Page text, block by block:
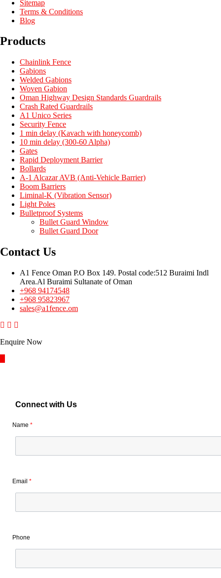
Sitemap
Terms & Conditions
Blog
Products
Chainlink Fence
Gabions
Welded Gabions
Woven Gabion
Oman Highway Design Standards Guardrails
Crash Rated Guardrails
A1 Unico Series
Security Fence
1 min delay (Kavach with honeycomb)
10 min delay (300-60 Alpha)
Gates
Rapid Deployment Barrier
Bollards
A-1 Alcazar AVB (Anti-Vehicle Barrier)
Boom Barriers
Liminal-K (Vibration Sensor)
Light Poles
Bulletproof Systems
Bullet Guard Window
Bullet Guard Door
Contact Us
A1 Fence Oman P.O Box 149. Postal code:512 Buraimi Indl
Area.Al Buraimi Sultanate of Oman
+968 94174548
+968 95823967
sales@a1fence.om
Enquire Now
Connect with Us
Name *
Email *
Phone